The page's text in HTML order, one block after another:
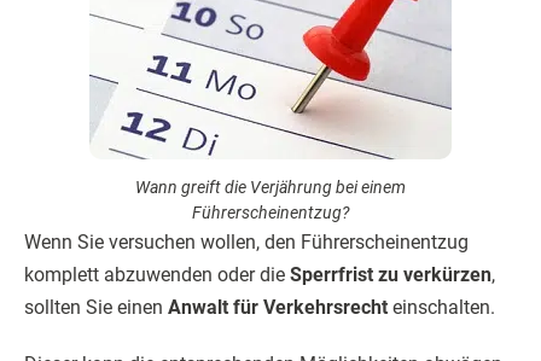
Wann greift die Verjährung bei einem
Führerscheinentzug?
Wenn Sie versuchen wollen, den Führerscheinentzug
komplett abzuwenden oder die Sperrfrist zu verkürzen,
sollten Sie einen Anwalt für Verkehrsrecht einschalten.